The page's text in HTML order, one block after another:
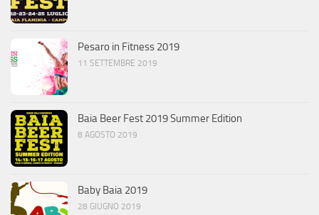
Pesaro in Fitness 2019
11 SETTEMBRE 2019
Baia Beer Fest 2019 Summer Edition
8 AGOSTO 2019
Baby Baia 2019
28 GIUGNO 2019